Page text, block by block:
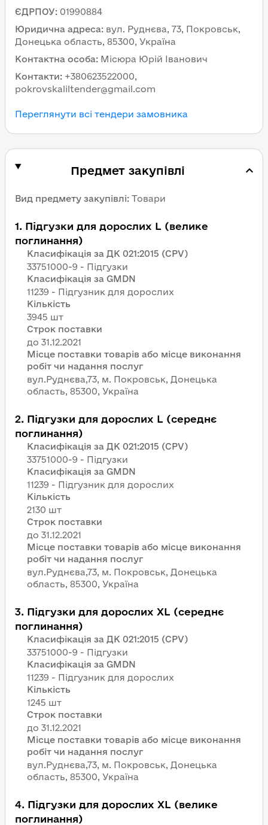
ЄДРПОУ: 01990884
Юридична адреса: вул. Руднєва, 73, Покровськ,
Донецька область, 85300, Україна
Контактна особа: Місюра Юрій Іванович
Контакти: +380623522000,
pokrovskaliltender@gmail.com
Переглянути всі тендери замовника
Предмет закупівлі
Вид предмету закупівлі: Товари
1. Підгузки для дорослих L (велике
поглинання)
Класифікація за ДК 021:2015 (CPV)
33751000-9 - Підгузки
Класифікація за GMDN
11239 - Підгузник для дорослих
Кількість
3945 шт
Строк поставки
Місце поставки товарів або місце виконання
робіт чи надання послуг
вул.Руднєва,73, м. Покровськ, Донецька
область, 85300, Україна
2. Підгузки для дорослих L (середнє
поглинання)
Класифікація за ДК 021:2015 (CPV)
33751000-9 - Підгузки
Класифікація за GMDN
11239 - Підгузник для дорослих
Кількість
2130 шт
Строк поставки
Місце поставки товарів або місце виконання
робіт чи надання послуг
вул.Руднєва,73, м. Покровськ, Донецька
область, 85300, Україна
3. Підгузки для дорослих XL (середнє
поглинання)
Класифікація за ДК 021:2015 (CPV)
33751000-9 - Підгузки
Класифікація за GMDN
11239 - Підгузник для дорослих
Кількість
1245 шт
Строк поставки
Місце поставки товарів або місце виконання
робіт чи надання послуг
вул.Руднєва,73, м. Покровськ, Донецька
область, 85300, Україна
4. Підгузки для дорослих XL (велике
поглинання)